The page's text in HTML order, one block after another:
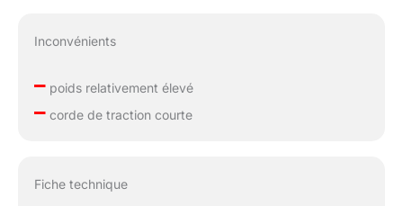
Inconvénients
–poids relativement élevé
–corde de traction courte
Fiche technique